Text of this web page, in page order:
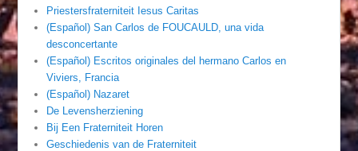
Priestersfraterniteit Iesus Caritas
(Español) San Carlos de FOUCAULD, una vida
desconcertante
(Español) Escritos originales del hermano Carlos en
Viviers, Francia
(Español) Nazaret
De Levensherziening
Bij Een Fraterniteit Horen
Geschiedenis van de Fraterniteit